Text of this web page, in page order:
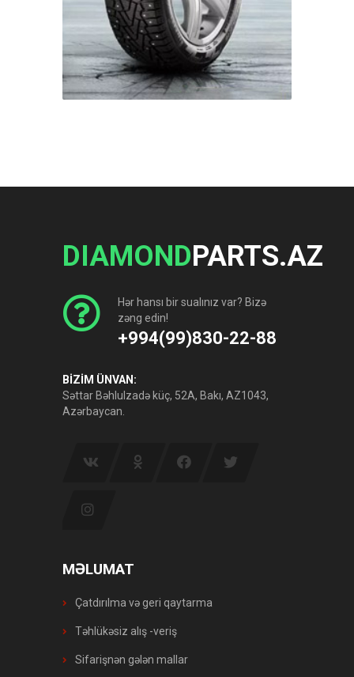
DIAMONDPARTS.AZ
Hər hansı bir sualınız var? Bizə
zəng edin!
+994(99)830-22-88
BİZİM ÜNVAN:
Səttar Bəhlulzadə küç, 52A, Bakı, AZ1043,
Azərbaycan.
MƏLUMAT
Çatdırılma və geri qaytarma
Təhlükəsiz alış -veriş
Sifarişnən gələn mallar